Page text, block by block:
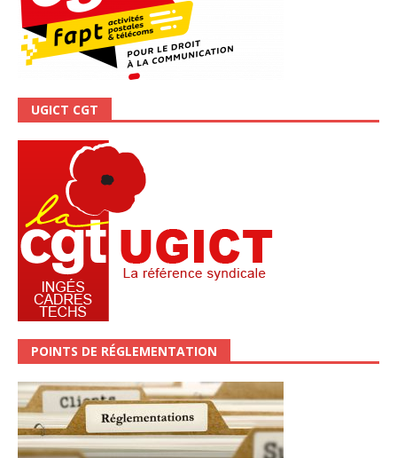
UGICT CGT
POINTS DE RÉGLEMENTATION